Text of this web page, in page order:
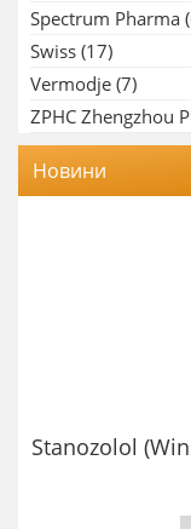
Spectrum Pharma
Swiss (17)
Vermodje (7)
ZPHC Zhengzhou
Новини
Stanozolol